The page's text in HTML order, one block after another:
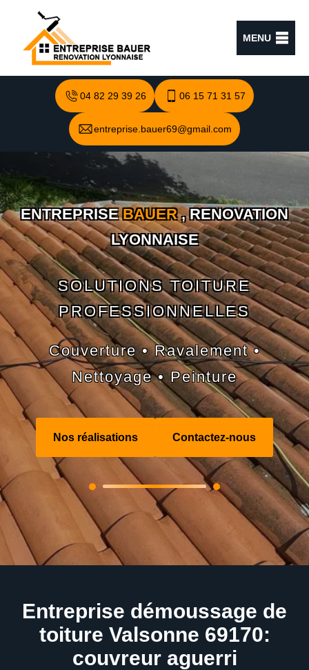
MENU
04 82 29 39 26 06 15 71 31 57
entreprise.bauer69@gmail.com
ENTREPRISEBAUER, RENOVATION
LYONNAISE
SOLUTIONS TOITURE
PROFESSIONNELLES
Couverture • Ravalement •
Nettoyage • Peinture
Nos réalisations Contactez-nous
Entreprise démoussage de
toiture Valsonne 69170:
couvreur aguerri